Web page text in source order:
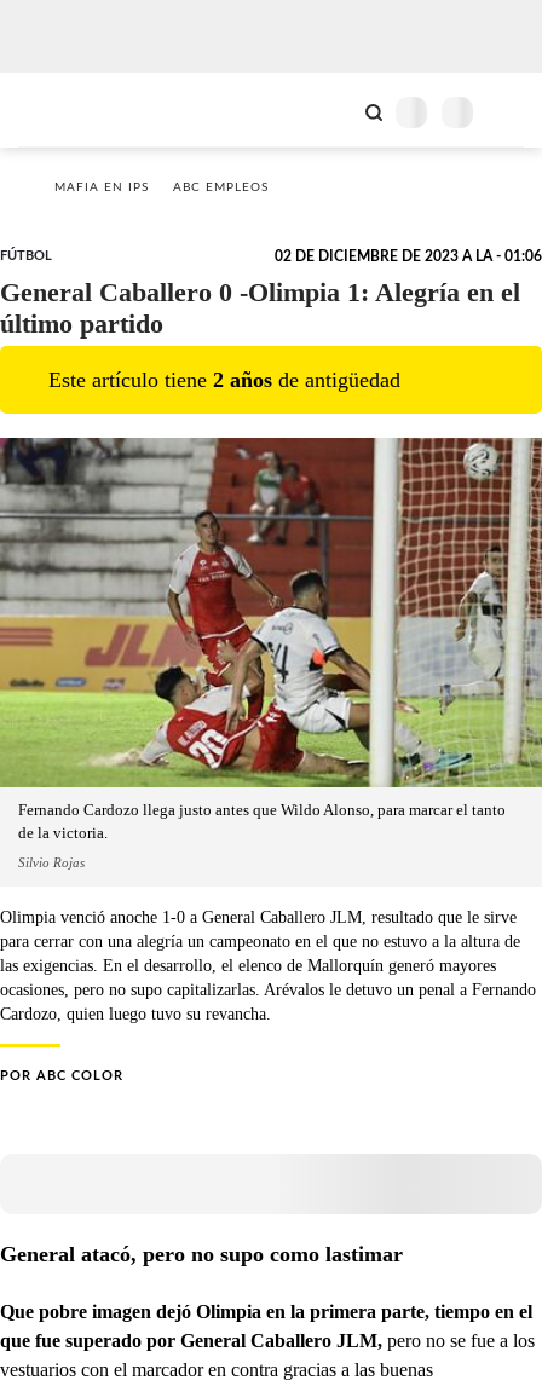
MAFIA EN IPS ABC EMPLEOS
FÚTBOL 02 DE DICIEMBRE DE 2023 A LA - 01:06
General Caballero 0 -Olimpia 1: Alegría en el
último partido
Este artículo tiene 2 años de antigüedad
Fernando Cardozo llega justo antes que Wildo Alonso, para marcar el tanto
de la victoria.
Silvio Rojas
Olimpia venció anoche 1-0 a General Caballero JLM, resultado que le sirve
para cerrar con una alegría un campeonato en el que no estuvo a la altura de
las exigencias. En el desarrollo, el elenco de Mallorquín generó mayores
ocasiones, pero no supo capitalizarlas. Arévalos le detuvo un penal a Fernando
Cardozo, quien luego tuvo su revancha.
POR ABC COLOR
General atacó, pero no supo como lastimar
Que pobre imagen dejó Olimpia en la primera parte, tiempo en el
que fue superado por General Caballero JLM, pero no se fue a los
vestuarios con el marcador en contra gracias a las buenas